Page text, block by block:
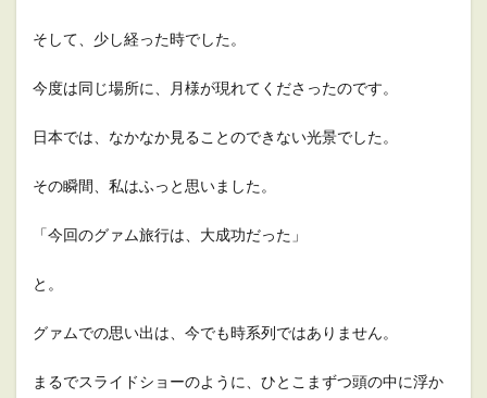
そして、少し経った時でした。
今度は同じ場所に、月様が現れてくださったのです。
日本では、なかなか見ることのできない光景でした。
その瞬間、私はふっと思いました。
「今回のグァム旅行は、大成功だった」
と。
グァムでの思い出は、今でも時系列ではありません。
まるでスライドショーのように、ひとこまずつ頭の中に浮か